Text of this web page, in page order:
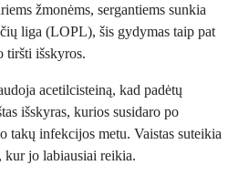
žmonėms, sergantiems sunkia
liga (LOPL), šis gydymas taip pat
tiršti išskyros.
acetilcisteiną, kad padėtų
išskyras, kurios susidaro po
takų infekcijos metu. Vaistas suteikia
kur jo labiausiai reikia.